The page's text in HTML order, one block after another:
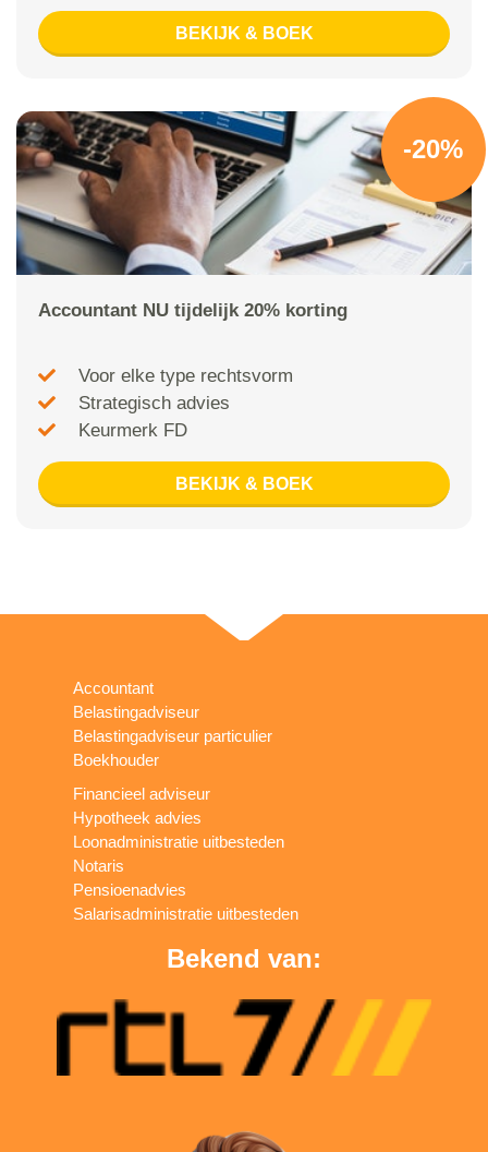
BEKIJK & BOEK
-20%
Accountant NU tijdelijk 20% korting
Voor elke type rechtsvorm
Strategisch advies
Keurmerk FD
BEKIJK & BOEK
Accountant
Belastingadviseur
Belastingadviseur particulier
Boekhouder
Financieel adviseur
Hypotheek advies
Loonadministratie uitbesteden
Notaris
Pensioenadvies
Salarisadministratie uitbesteden
Bekend van: